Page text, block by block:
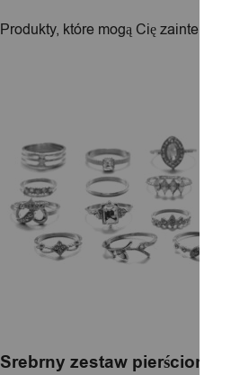
Produkty, które mogą Cię
Srebrny zestaw